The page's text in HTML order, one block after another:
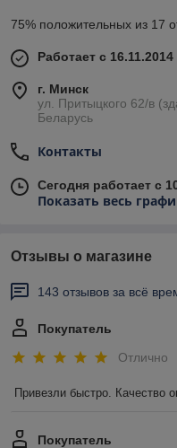
75% положительных из 17
Работает с 16.11.2014
г. Минск
ул. Притыцкого 62/в
Беларусь
Контакты
Сегодня работает с
Показать весь
Отзывы о магазине
143 отзывов за всё
Покупатель
Отлично
Привезли быстро. Качество
Покупатель